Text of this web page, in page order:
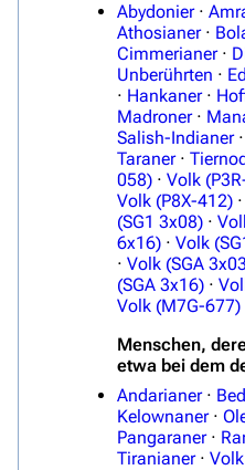
Abydonier·
Athosianer·
Cimmerianer·
Unberührten ·
· Hankaner·
Madroner·
Salish-Indianer·
Taraner·
058) · Volk
Volk (P8X-412) ·
(SG1 3x08) ·
6x16) · Volk
· Volk (SGA
(SGA 3x16) ·
Volk (M7G-677)
Menschen,
etwa bei dem
Andarianer·
Kelownaner·
Pangaraner·
Tiranianer·